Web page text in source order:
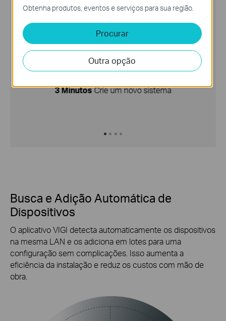
3 MinutosCrie um novo sistema
Busca e Adição Automática de
Dispositivos
O aplicativo VIGI detecta automaticamente os dispositivos
na mesma LAN e os adiciona em lotes para uma
configuração sem complicações. Isso aumenta a
eficiência da instalação e reduz os custos com mão de
obra.
Obtenha produtos, eventos e serviços para sua região.
Procurar
Outra opção